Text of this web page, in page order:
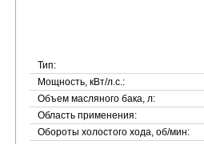
Тип:
Мощность, кВт/л.с.:
Объем масляного бака, л:
Область применения:
Обороты холостого хода, об/мин: